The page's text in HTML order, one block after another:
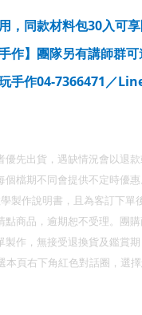
，同款材料包30入可
作】團隊另有講師群可
手作04-7366471 ／
優先出貨，遇缺情況會以退款
檔期不同會提供不定時優惠
製作說明書，且為客訂下單
點商品，逾期恕不受理。團
製作，無接受退換貨及鑑賞期
頁右下角紅色對話圈，選